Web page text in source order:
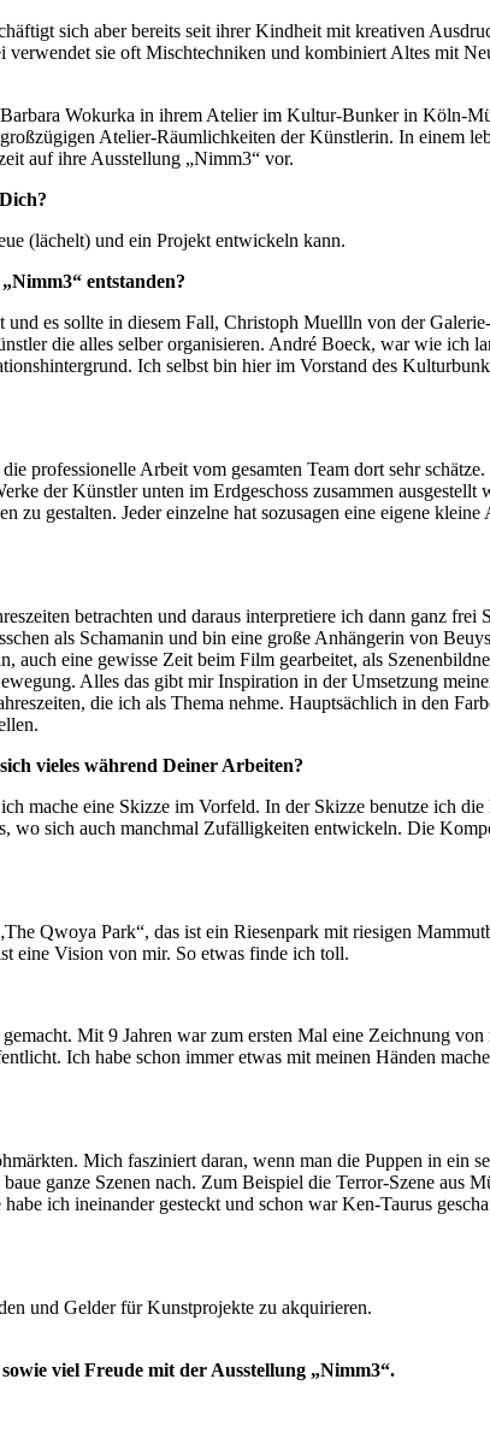
sich aber bereits seit ihrer Kindheit mit kreativen
verwendet sie oft Mischtechniken und kombiniert Altes mit
Wokurka in ihrem Atelier im Kultur-Bunker in Köln-
Atelier-Räumlichkeiten der Künstlerin. In einem
auf ihre Ausstellung „Nimm3“ vor.
(lächelt) und ein Projekt entwickeln kann.
entstanden?
es sollte in diesem Fall, Christoph Muellln von der
die alles selber organisieren. André Boeck, war wie ich
Ich selbst bin hier im Vorstand des
professionelle Arbeit vom gesamten Team dort sehr
der Künstler unten im Erdgeschoss zusammen
gestalten. Jeder einzelne hat sozusagen eine eigene
betrachten und daraus interpretiere ich dann ganz
als Schamanin und bin eine große Anhängerin von
auch eine gewisse Zeit beim Film gearbeitet, als
Alles das gibt mir Inspiration in der Umsetzung
die ich als Thema nehme. Hauptsächlich in den
vieles während Deiner Arbeiten?
mache eine Skizze im Vorfeld. In der Skizze benutze ich
wo sich auch manchmal Zufälligkeiten entwickeln. Die
Qwoya Park“, das ist ein Riesenpark mit riesigen
eine Vision von mir. So etwas finde ich toll.
Mit 9 Jahren war zum ersten Mal eine Zeichnung
Ich habe schon immer etwas mit meinen Händen
Mich fasziniert daran, wenn man die Puppen in ein
ganze Szenen nach. Zum Beispiel die Terror-Szene aus
ich ineinander gesteckt und schon war Ken-Taurus
und Gelder für Kunstprojekte zu akquirieren.
viel Freude mit der Ausstellung „Nimm3“.